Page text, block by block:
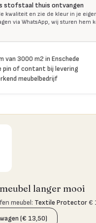
stofstaal thuis ontvangen
kwaliteit en zie de kleur in je
via WhatsApp, wij sturen hem
van 3000 m2 in Enschede
pin of contant bij levering
meubelbedrijf
langer mooi
meubel: Textile Protector€
(€ 13,50)